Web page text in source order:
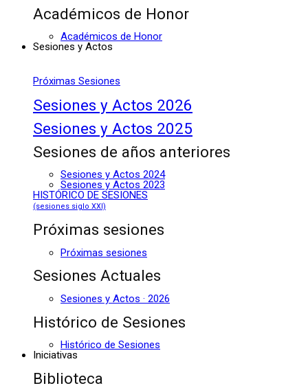
Académicos de Honor
Académicos de Honor
Sesiones y Actos
Próximas Sesiones
Sesiones y Actos 2026
Sesiones y Actos 2025
Sesiones de años anteriores
Sesiones y Actos 2024
Sesiones y Actos 2023
HISTÓRICO DE SESIONES
(sesiones siglo XXI)
Próximas sesiones
Próximas sesiones
Sesiones Actuales
Sesiones y Actos · 2026
Histórico de Sesiones
Histórico de Sesiones
Iniciativas
Biblioteca